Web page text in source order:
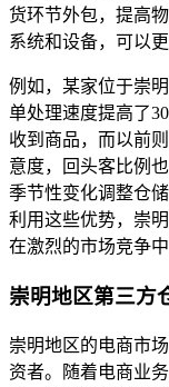
货环节外包，提高
系统和设备，可以
例如，某家位于崇
单处理速度提高了
收到商品，而以前
意度，回头客比例
季节性变化调整仓
利用这些优势，崇
在激烈的市场竞争
崇明地区第三方
崇明地区的电商市
资者。随着电商业